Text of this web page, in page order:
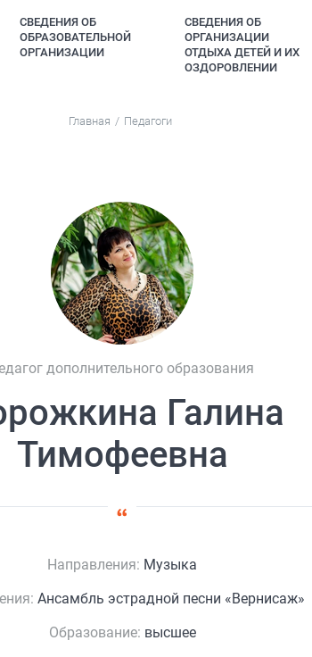
СВЕДЕНИЯ ОБ
ОБРАЗОВАТЕЛЬНОЙ
ОРГАНИЗАЦИИ
СВЕДЕНИЯ ОБ
ОРГАНИЗАЦИИ
ОТДЫХА ДЕТЕЙ И ИХ
ОЗДОРОВЛЕНИИ
Главная Педагоги
дополнительного образования
Галина
Тимофеевна
Направления: Музыка
Ансамбль эстрадной песни «Вернисаж»
Образование: высшее